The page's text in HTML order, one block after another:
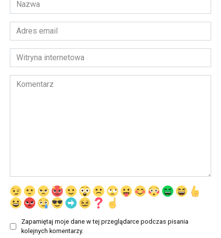
*
Adres
email
*Witryna
internetowa
Komentarz
Zapamiętaj moje dane w tej przeglądarce podczas pisania
kolejnych komentarzy.